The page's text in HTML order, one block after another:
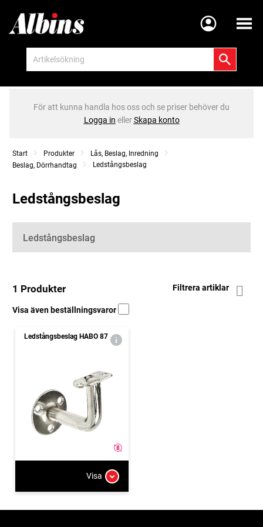
Meny
För att kunna handla hos oss och se priser behöver du
Logga in ellerSkapa konto
Start Produkter
Lås, Beslag, Inredning
Beslag, Dörrhandtag
Ledstångsbeslag
Ledstångsbeslag
Kategorier
Ledstångsbeslag
1 Produkter Filtrera artiklar
Visa även beställningsvaror
Ledstångsbeslag HABO 87
Visa